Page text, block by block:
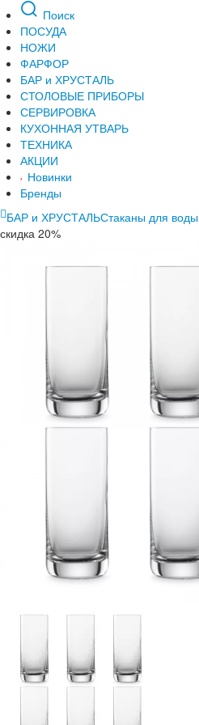
Поиск
ПОСУДА
НОЖИ
ФАРФОР
БАР и ХРУСТАЛЬ
СТОЛОВЫЕ ПРИБОРЫ
СЕРВИРОВКА
КУХОННАЯ УТВАРЬ
ТЕХНИКА
АКЦИИ
Новинки
Бренды
БАР и ХРУСТАЛЬСтаканы для воды
скидка 20%